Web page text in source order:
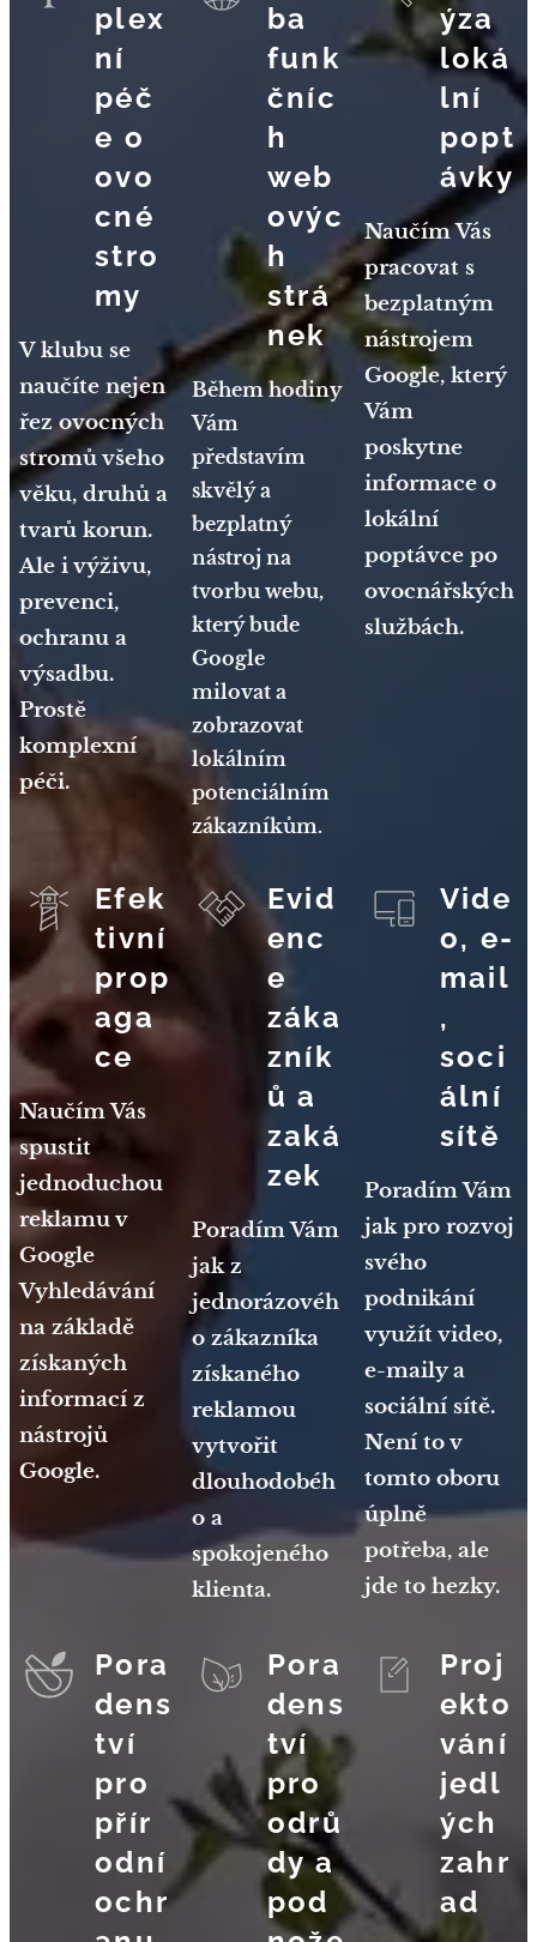
plex
ní
péč
e o
ovo
cné
stro
my
V klubu se
naučíte nejen
řez ovocných
stromů všeho
věku, druhů a
tvarů korun.
Ale i výživu,
prevenci,
ochranu a
výsadbu.
Prostě
komplexní
péči.
ba
funk
čníc
h
web
ovýc
h
strá
nek
Během hodiny
Vám
představím
skvělý a
bezplatný
nástroj na
tvorbu webu,
který bude
Google
milovat a
zobrazovat
lokálním
potenciálním
zákazníkům.
ýza
loká
lní
popt
ávky
Naučím Vás
pracovat s
bezplatným
nástrojem
Google, který
Vám
poskytne
informace o
lokální
poptávce po
ovocnářských
službách.
Efek
tivní
prop
aga
ce
Naučím Vás
spustit
jednoduchou
reklamu v
Google
Vyhledávání
na základě
získaných
informací z
nástrojů
Google.
Evid
enc
e
záka
zník
ů a
zaká
zek
Poradím Vám
jak z
jednorázovéh
o zákazníka
získaného
reklamou
vytvořit
dlouhodobéh
o a
spokojeného
klienta.
Vide
o, e-
mail
,
soci
ální
sítě
Poradím Vám
jak pro rozvoj
svého
podnikání
využít video,
e-maily a
sociální sítě.
Není to v
tomto oboru
úplně
potřeba, ale
jde to hezky.
Pora
dens
tví
pro
přír
odní
ochr
Pora
dens
tví
pro
odrů
dy a
pod
Proj
ekto
vání
jedl
ých
zahr
ad